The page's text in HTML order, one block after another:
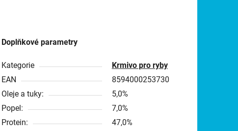
Doplňkové parametry
Kategorie
Krmivo pro ryby
EAN
8594000253730
Oleje a tuky:
5,0%
Popel:
7,0%
Protein:
47,0%